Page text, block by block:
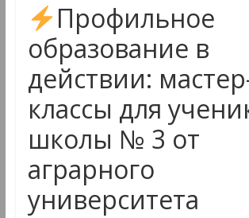
Профильное
образование в
действии:
классы для
школы № 3 от
аграрного
университета